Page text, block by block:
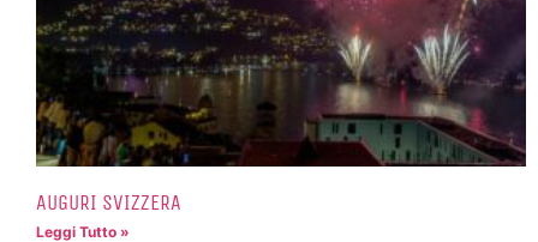
AUGURI SVIZZERA
Leggi Tutto »